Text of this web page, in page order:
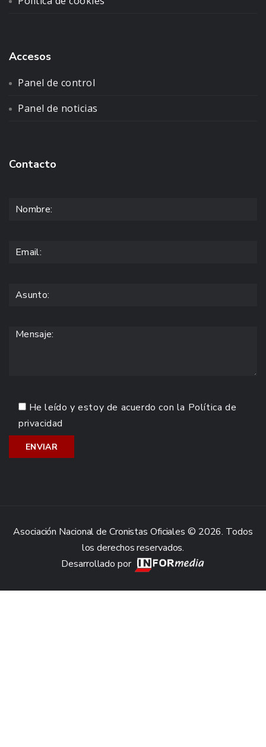
Accesos
Panel de control
Panel de noticias
Contacto
He leído y estoy de acuerdo con la Política de
privacidad
Asociación Nacional de Cronistas Oficiales © 2026. Todos
los derechos reservados.
Desarrollado por